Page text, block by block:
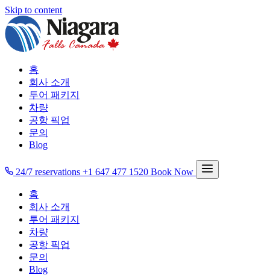
Skip to content
홈
회사 소개
투어 패키지
차량
공항 픽업
문의
Blog
24/7 reservations +1 647 477 1520 Book Now
홈
회사 소개
투어 패키지
차량
공항 픽업
문의
Blog